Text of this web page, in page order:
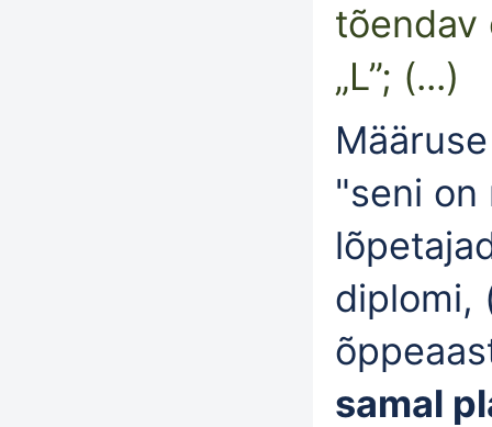
tõendav
„L”; (...)
"seni on
diplomi,
samal